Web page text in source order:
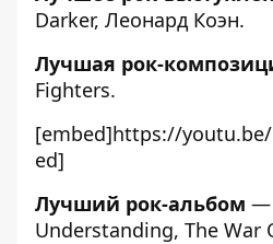
Darker, Леонард Коэн.
Лучшая рок-
Fighters.
[embed]https://
ed]
Лучший рок-альбом —
Understanding, The War